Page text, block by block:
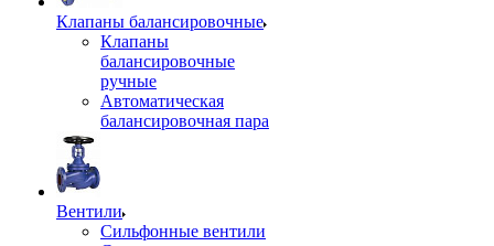
Клапаны балансировочные
Клапаны
балансировочные
ручные
Автоматическая
балансировочная пара
Вентили
Сильфонные вентили